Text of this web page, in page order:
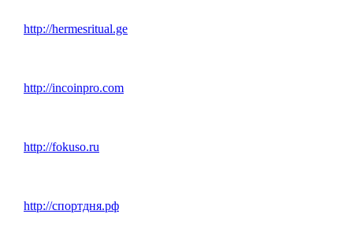
http://hermesritual.ge
http://incoinpro.com
http://fokuso.ru
http://спортдня.рф